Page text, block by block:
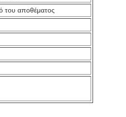
του αποθέματος